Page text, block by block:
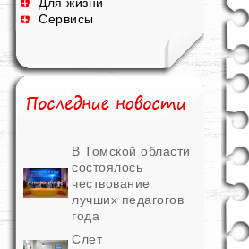
Сервисы
В Томской области
состоялось
чествование
лучших педагогов
года
Слет